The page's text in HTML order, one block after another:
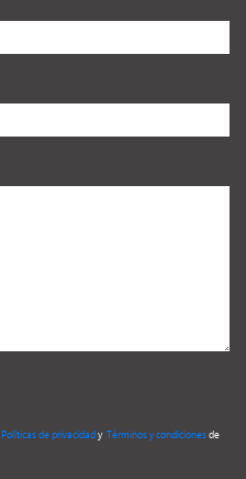
Políticas de privacidady Términos y condicionesde